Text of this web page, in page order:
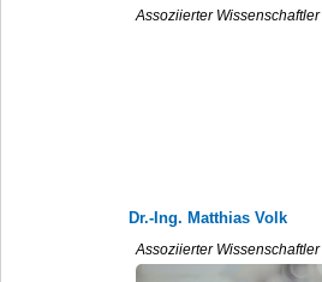
Assoziierter Wissenschaftler
Dr.-Ing. Matthias Volk
Assoziierter Wissenschaftler